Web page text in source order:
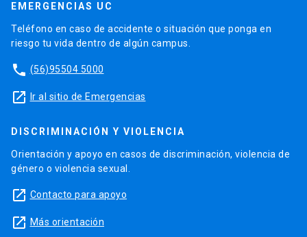
EMERGENCIAS UC
Teléfono en caso de accidente o situación que ponga en
riesgo tu vida dentro de algún campus.
phone (56)95504 5000
launch Ir al sitio de Emergencias
DISCRIMINACIÓN Y VIOLENCIA
Orientación y apoyo en casos de discriminación, violencia de
género o violencia sexual.
launch Contacto para apoyo
launch Más orientación